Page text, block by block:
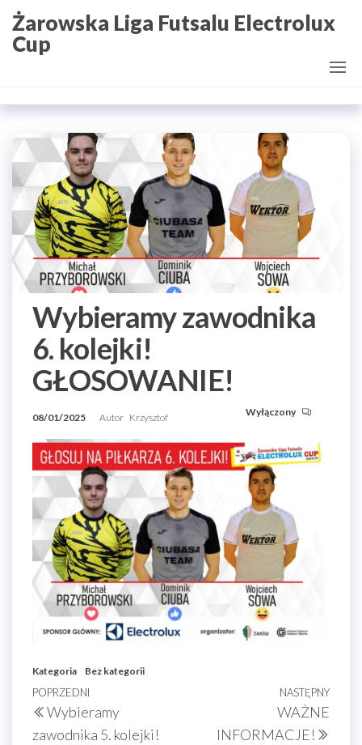
Przejdź
do
treści
Żarowska Liga Futsalu Electrolux
Cup
Wybieramy zawodnika
6. kolejki!
GŁOSOWANIE!
08/01/2025 Autor Krzysztof Wyłączony
Kategoria Bez kategorii
Nawigacja
wpisu
Poprzedni
wpis
POPRZEDNI
Wybieramy
zawodnika 5. kolejki!
NASTĘPNY
WAŻNE
INFORMACJE!